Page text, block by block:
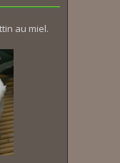
au miel.